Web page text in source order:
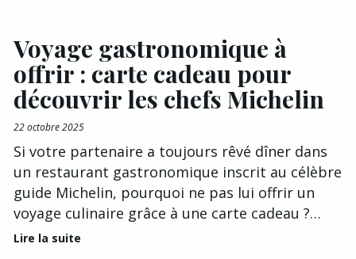
Voyage gastronomique à
offrir : carte cadeau pour
découvrir les chefs Michelin
22 octobre 2025
Si votre partenaire a toujours rêvé dîner dans
un restaurant gastronomique inscrit au célèbre
guide Michelin, pourquoi ne pas lui offrir un
voyage culinaire grâce à une carte cadeau ?…
Lire la suite